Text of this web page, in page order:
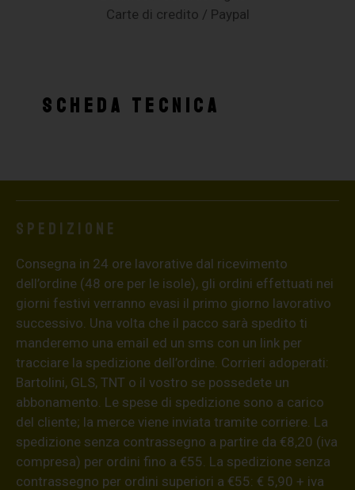
Carte di credito / Paypal
SCHEDA TECNICA
Spedizione
Consegna in 24 ore lavorative dal ricevimento
dell’ordine (48 ore per le isole), gli ordini effettuati nei
giorni festivi verranno evasi il primo giorno lavorativo
successivo. Una volta che il pacco sarà spedito ti
manderemo una email ed un sms con un link per
tracciare la spedizione dell’ordine. Corrieri adoperati:
Bartolini, GLS, TNT o il vostro se possedete un
abbonamento. Le spese di spedizione sono a carico
del cliente; la merce viene inviata tramite corriere. La
spedizione senza contrassegno a partire da €8,20 (iva
compresa) per ordini fino a €55. La spedizione senza
contrassegno per ordini superiori a €55: € 5,90 + iva